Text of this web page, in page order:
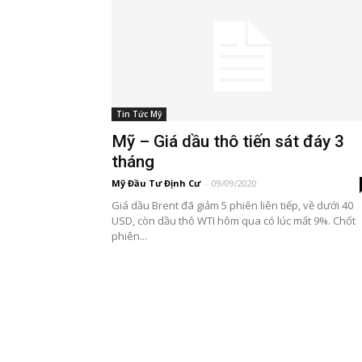
Tin Tức Mỹ
Mỹ – Giá dầu thô tiến sát đáy 3
tháng
Mỹ Đầu Tư Định Cư - 09/09/2020
Giá dầu Brent đã giảm 5 phiên liên tiếp, về dưới 40
USD, còn dầu thô WTI hôm qua có lúc mất 9%. Chốt
phiên...